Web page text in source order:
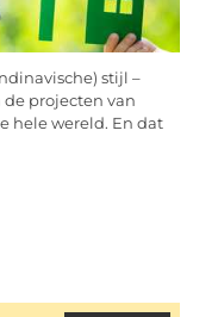
stijl –
projecten van
hele wereld. En dat